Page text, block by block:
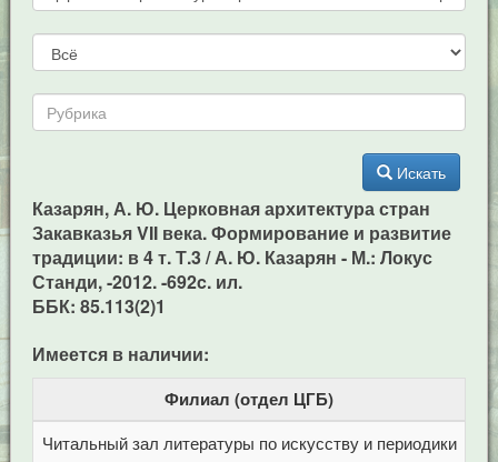
Искать
Казарян, А. Ю. Церковная архитектура стран
Закавказья VII века. Формирование и развитие
традиции: в 4 т. Т.3 / А. Ю. Казарян - М.: Локус
Станди, -2012. -692c. ил.
ББК: 85.113(2)1
Имеется в наличии:
Филиал (отдел ЦГБ)
Читальный зал литературы по искусству и периодики